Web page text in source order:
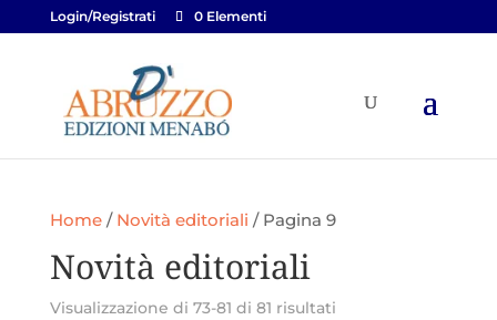
Login/Registrati 0 Elementi
Home/ Novità editoriali / Pagina 9
Novità editoriali
Visualizzazione di 73-81 di 81 risultatiOrdina